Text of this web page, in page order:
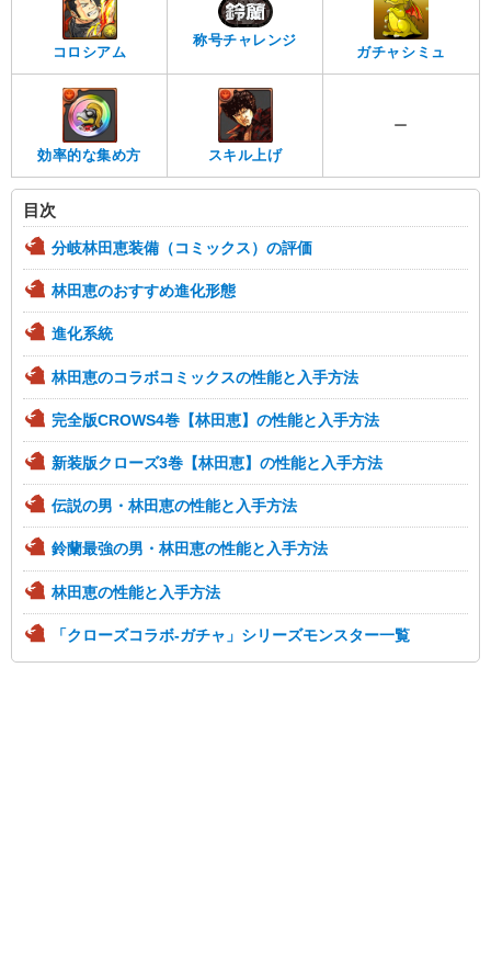
コロシアム
称号チャレンジ
ガチャシミュ
効率的な集め方 スキル上げ
ー
目次
分岐林田恵装備（コミックス）の評価
林田恵のおすすめ進化形態
進化系統
林田恵のコラボコミックスの性能と入手方法
完全版CROWS4巻【林田恵】の性能と入手方法
新装版クローズ3巻【林田恵】の性能と入手方法
伝説の男・林田恵の性能と入手方法
鈴蘭最強の男・林田恵の性能と入手方法
林田恵の性能と入手方法
「クローズコラボ-ガチャ」シリーズモンスター一覧